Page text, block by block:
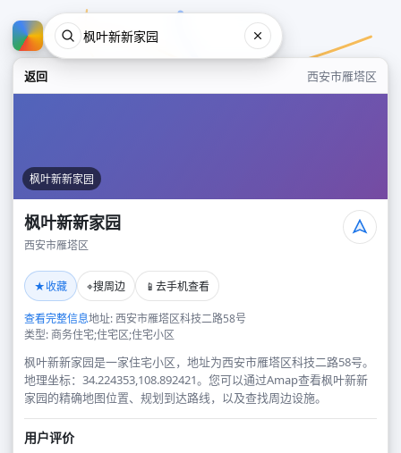
返回 西安市雁塔区
枫叶新新家园
枫叶新新家园
西安市雁塔区
★收藏 ⌖搜周边 📱 去手机查看
查看完整信息地址: 西安市雁塔区科技二路58号
类型: 商务住宅;住宅区;住宅小区
枫叶新新家园是一家住宅小区，地址为西安市雁塔区科技二路58号。
地理坐标：34.224353,108.892421。您可以通过Amap查看枫叶新新
家园的精确地图位置、规划到达路线，以及查找周边设施。
用户评价